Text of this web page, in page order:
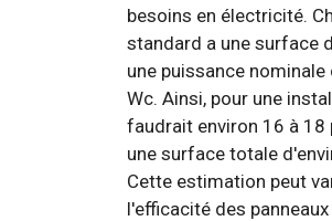
besoins en électricité.
standard a une surface
une puissance
Wc. Ainsi, pour une
faudrait environ 16 à 18
une surface totale
Cette estimation peut
l'efficacité des